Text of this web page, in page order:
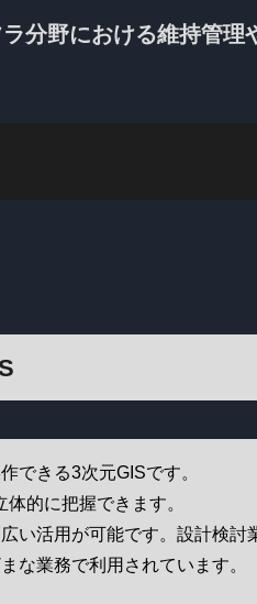
分野における維持管理
できる3次元GISです。
的に把握できます。
い活用が可能です。設計検討
な業務で利用されています。